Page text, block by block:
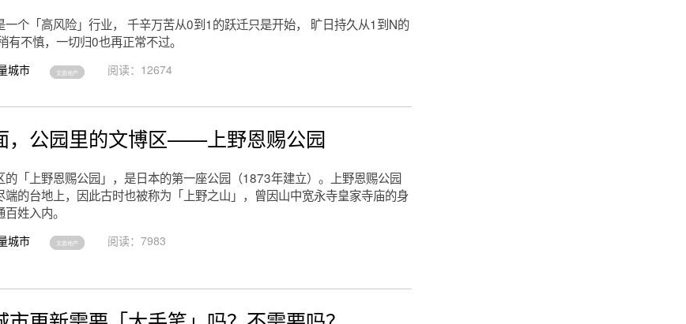
一个「高风险」行业， 千辛万苦从0到1的跃迁只是开始， 旷日持久从1到N的
有不慎，一切归0也再正常不过。
城市 文旅地产 阅读：12674
，公园里的文博区——上野恩赐公园
的「上野恩赐公园」，是日本的第一座公园（1873年建立）。上野恩赐公园
端的台地上，因此古时也被称为「上野之山」，曾因山中宽永寺皇家寺庙的身
姓入内。
城市 文旅地产 阅读：7983